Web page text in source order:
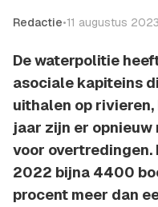
Redactie•11 augustus
De waterpolitie
asociale kapiteins
uithalen op rivieren,
jaar zijn er
voor overtredingen.
2022 bijna 4400
procent meer dan